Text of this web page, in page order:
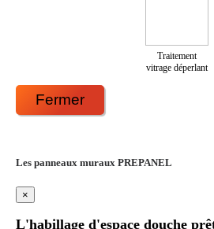
Traitement
vitrage déperlant
Fermer
Les panneaux muraux PREPANEL
×
L'habillage d'espace douche